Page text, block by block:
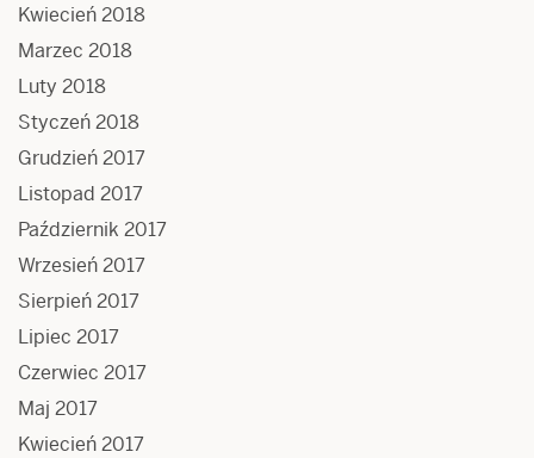
Kwiecień 2018
Marzec 2018
Luty 2018
Styczeń 2018
Grudzień 2017
Listopad 2017
Październik 2017
Wrzesień 2017
Sierpień 2017
Lipiec 2017
Czerwiec 2017
Maj 2017
Kwiecień 2017